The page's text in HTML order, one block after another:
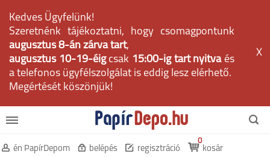
Kedves Ügyfelünk!
Szeretnénk tájékoztatni, hogy csomagpontunk
augusztus 8-án zárva tart,
augusztus 10-19-éig csak 15:00-ig tart nyitvaés
a telefonos ügyfélszolgálat is eddig lesz elérhető.
Megértését köszönjük!
X
én PapírDepom belépés regisztráció kosár
0